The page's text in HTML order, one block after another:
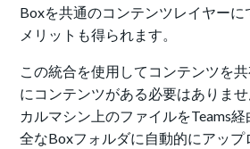
Boxを共通のコンテンツレイヤーに
メリットも得られます。
この統合を使用してコンテンツを
にコンテンツがある必要はありま
カルマシン上のファイルをTeams
全なBoxフォルダに自動的にアップ